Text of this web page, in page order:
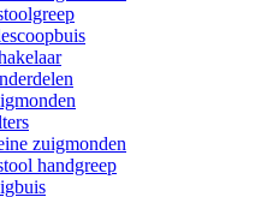
zuigmonden
handgreep